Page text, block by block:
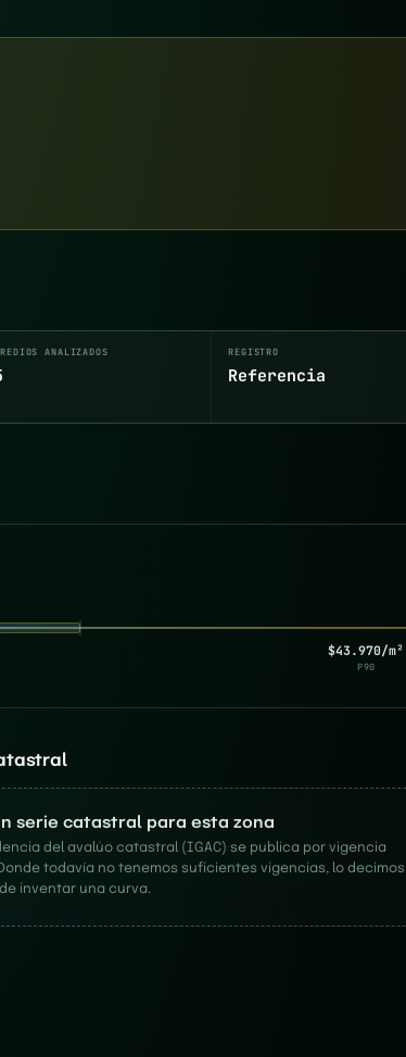
ANALIZADOS REGISTRO
Referencia
$43.970/m²
P90
serie catastral para esta zona
del avalúo catastral (IGAC) se publica por vigencia
todavía no tenemos suficientes vigencias, lo decimos
inventar una curva.